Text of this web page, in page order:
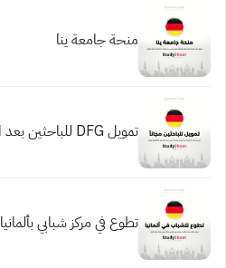
منحة جامعة ينا
تمويل DFG للباحثين بعد الدكتوراه
تطوع في مركز شبابي بألمانيا